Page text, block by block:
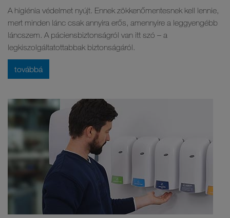
A higiénia védelmet nyújt. Ennek zökkenőmentesnek kell lennie,
mert minden lánc csak annyira erős, amennyire a leggyengébb
láncszem. A páciensbiztonságról van itt szó – a
legkiszolgáltatottabbak biztonságáról.
továbbá